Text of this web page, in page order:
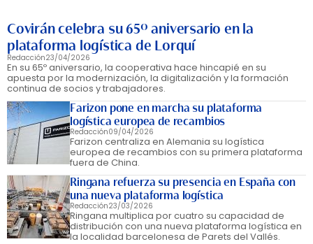
Covirán celebra su 65º aniversario en la
plataforma logística de Lorquí
Redacción23/04/2026
En su 65º aniversario, la cooperativa hace hincapié en su
apuesta por la modernización, la digitalización y la formación
continua de socios y trabajadores.
Farizon pone en marcha su plataforma
logística europea de recambios
Redacción09/04/2026
Farizon centraliza en Alemania su logística
europea de recambios con su primera plataforma
fuera de China.
Ringana refuerza su presencia en España con
una nueva plataforma logística
Redacción23/03/2026
Ringana multiplica por cuatro su capacidad de
distribución con una nueva plataforma logística en
la localidad barcelonesa de Parets del Vallés.